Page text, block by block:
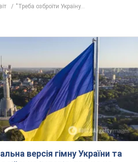
версія гімну України та
імперія: про це не
перший куплет та приспів пісні
– 53: що
дітей секс-
вигляд вони
не забував про